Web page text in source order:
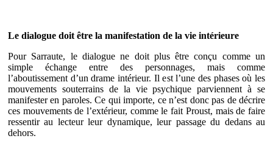
Le dialogue doit être la manifestation de la vie intérieure
Pour Sarraute, le dialogue ne doit plus être conçu comme un
simple échange entre des personnages, mais comme
l’aboutissement d’un drame intérieur. Il est l’une des phases où les
mouvements souterrains de la vie psychique parviennent à se
manifester en paroles. Ce qui importe, ce n’est donc pas de décrire
ces mouvements de l’extérieur, comme le fait Proust, mais de faire
ressentir au lecteur leur dynamique, leur passage du dedans au
dehors.